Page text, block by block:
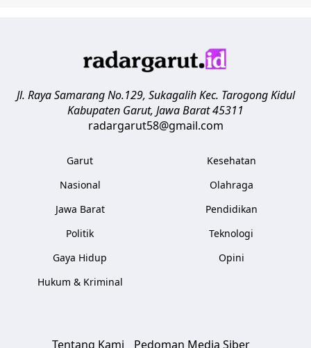
Jl. Raya Samarang No.129, Sukagalih Kec. Tarogong Kidul
Kabupaten Garut, Jawa Barat45311
radargarut58@gmail.com
Garut
Nasional
Jawa Barat
Politik
Gaya Hidup
Hukum & Kriminal
Kesehatan
Olahraga
Pendidikan
Teknologi
Opini
Tentang Kami Pedoman Media Siber